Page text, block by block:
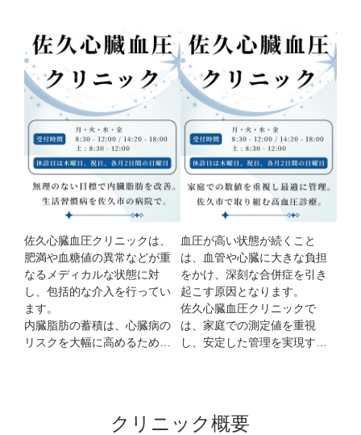
佐久心臓血圧クリニックは、
肥満や血糖値の異常などが重
なるメディカルな状態に対
し、包括的な介入を行ってい
ます。
内臓脂肪の蓄積は、心臓病の
リスクを大幅に高めるため、
岐にわたる慢性疾患の管理を
血圧が高い状態が続くこと
は、血管や心臓に大きな負担
をかけ、深刻な合併症を引き
起こす原因となります。
佐久心臓血圧クリニックで
は、家庭での測定値を重視
し、安定した管理を実現する
具体的なアドバイスが可能で
クリニック概要